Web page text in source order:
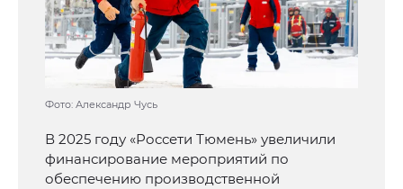
Фото: Александр Чусь
В 2025 году «Россети Тюмень» увеличили
финансирование мероприятий по
обеспечению производственной